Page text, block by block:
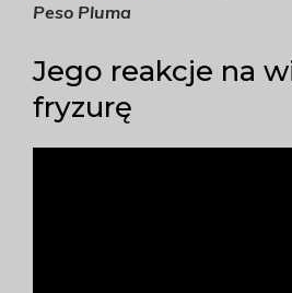
Peso Pluma
Jego reakcje na
fryzurę